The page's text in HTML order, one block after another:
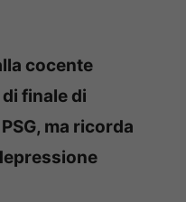
cocente
finale di
ma ricorda